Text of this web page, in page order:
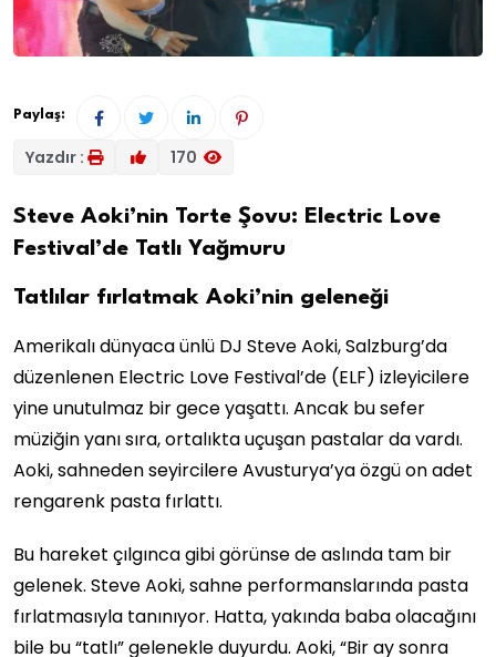
Paylaş:
Yazdır : 170
Steve Aoki’nin Torte Şovu: Electric Love
Festival’de Tatlı Yağmuru
Tatlılar fırlatmak Aoki’nin geleneği
Amerikalı dünyaca ünlü DJ Steve Aoki, Salzburg’da
düzenlenen Electric Love Festival’de (ELF) izleyicilere
yine unutulmaz bir gece yaşattı. Ancak bu sefer
müziğin yanı sıra, ortalıkta uçuşan pastalar da vardı.
Aoki, sahneden seyircilere Avusturya’ya özgü on adet
rengarenk pasta fırlattı.
Bu hareket çılgınca gibi görünse de aslında tam bir
gelenek. Steve Aoki, sahne performanslarında pasta
fırlatmasıyla tanınıyor. Hatta, yakında baba olacağını
bile bu “tatlı” gelenekle duyurdu. Aoki, “Bir ay sonra